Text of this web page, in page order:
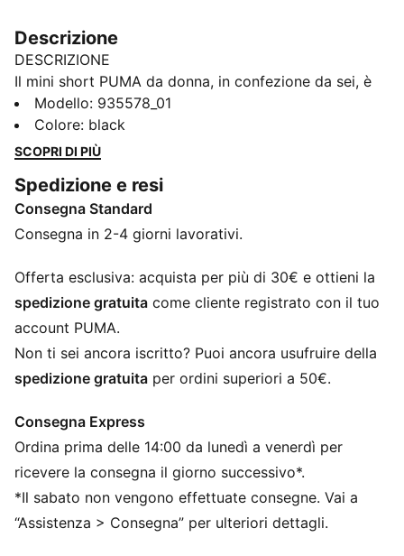
Descrizione
DESCRIZIONE
Il mini short PUMA da donna, in confezione da sei, è
una perfetta rappresentazione dello stile PUMA. Un
connubio perfetto tra moda e sport. Questo iconico
mini short è realizzato in morbido misto cotone
confezione da sei paia, per permetterti di affrontare
qualunque sfida sentendoti libera di seguire la tua
strada. La linea di questo mini short è perfetta per le
avvolgente. Affronta la settimana con sicurezza e
comodità, indossando l’intimo di PUMA. Comfort per
tutti i giorni.
Comodo cotone stretch
Copertura massima
Tessuto morbido
Intimo donna in confezione da sei
Modello: 935578_01
Colore: black
SCOPRI DI PIÙ
Spedizione e resi
Consegna Standard
Consegna in 2-4 giorni lavorativi.
Offerta esclusiva: acquista per più di 30€ e ottieni la
spedizione gratuita come cliente registrato con il tuo
account PUMA.
Non ti sei ancora iscritto? Puoi ancora usufruire della
spedizione gratuita per ordini superiori a 50€.
Consegna Express
Ordina prima delle 14:00 da lunedì a venerdì per
ricevere la consegna il giorno successivo*.
*Il sabato non vengono effettuate consegne. Vai a
“Assistenza > Consegna” per ulteriori dettagli.